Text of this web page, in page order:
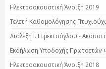
Ηλεκτροακουστική Άνοιξη 2019
Τελετή Καθομολόγησης
Διάλεξη Ι. Ετμεκτσόγλου -
Εκδήλωση Υποδοχής Πρωτοετών
Ηλεκτροακουστική Άνοιξη 2018